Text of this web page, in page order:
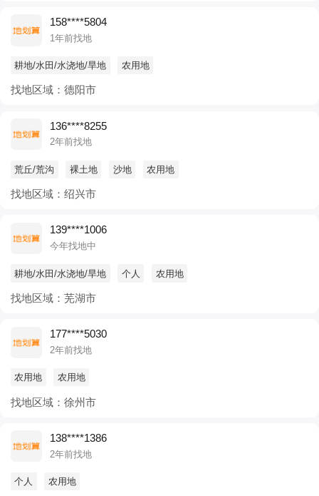
158****5804
1年前找地
耕地/水田/水浇地/旱地 农用地
找地区域：德阳市
136****8255
2年前找地
荒丘/荒沟 裸土地 沙地 农用地
找地区域：绍兴市
139****1006
今年找地中
耕地/水田/水浇地/旱地 个人 农用地
找地区域：芜湖市
177****5030
2年前找地
农用地 农用地
找地区域：徐州市
138****1386
2年前找地
个人 农用地